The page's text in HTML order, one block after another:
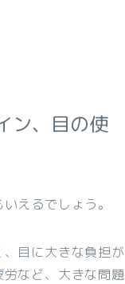
ン、目の使
えるでしょう。
目に大きな負担が
など、大きな問題